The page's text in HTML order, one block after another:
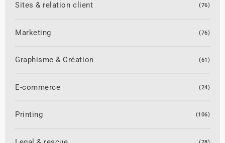
Sites & relation client (76)
Marketing (76)
Graphisme & Création (61)
E-commerce (24)
Printing (106)